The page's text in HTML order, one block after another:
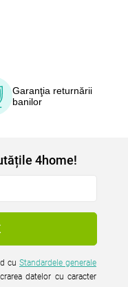
Garanţia returnării
banilor
4home!
cuStandardele generale